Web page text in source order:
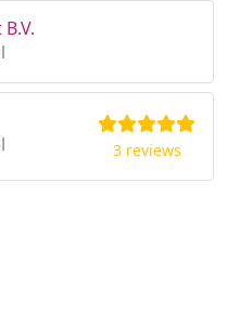
3 reviews